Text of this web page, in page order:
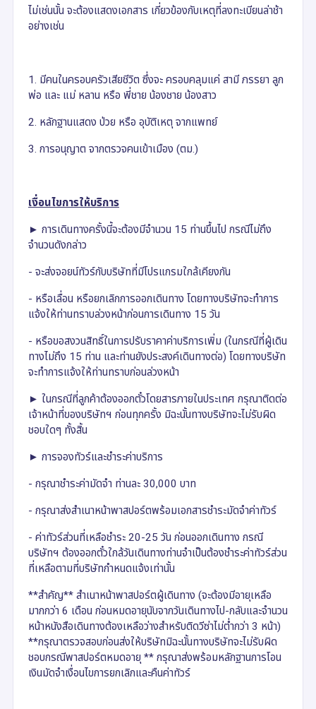
ไม่เช่นนั้น จะต้องแสดงเอกสาร เกี่ยวข้องกับเหตุที่ลงทะเบียนล่าช้า
อย่างเช่น
1. มีคนในครอบครัวเสียชีวิต ซึ่งจะ ครอบคลุมแค่ สามี ภรรยา ลูก
พ่อ และ แม่ หลาน หรือ พี่ชาย น้องชาย น้องสาว
2. หลักฐานแสดง ป่วย หรือ อุบัติเหตุ จากแพทย์
3. การอนุญาต จากตรวจคนเข้าเมือง (ตม.)
เงื่อนไขการให้บริการ
► การเดินทางครั้งนี้จะต้องมีจำนวน 15 ท่านขึ้นไป กรณีไม่ถึง
จำนวนดังกล่าว
- จะส่งจอยน์ทัวร์กับบริษัทที่มีโปรแกรมใกล้เคียงกัน
- หรือเลื่อน หรือยกเลิกการออกเดินทาง โดยทางบริษัทจะทำการ
แจ้งให้ท่านทราบล่วงหน้าก่อนการเดินทาง 15 วัน
- หรือขอสงวนสิทธิ์ในการปรับราคาค่าบริการเพิ่ม (ในกรณีที่ผู้เดิน
ทางไม่ถึง 15 ท่าน และท่านยังประสงค์เดินทางต่อ) โดยทางบริษัท
จะทำการแจ้งให้ท่านทราบก่อนล่วงหน้า
► ในกรณีที่ลูกค้าต้องออกตั๋วโดยสารภายในประเทศ กรุณาติดต่อ
เจ้าหน้าที่ของบริษัทฯ ก่อนทุกครั้ง มิฉะนั้นทางบริษัทจะไม่รับผิด
ชอบใดๆ ทั้งสิ้น
► การจองทัวร์และชำระค่าบริการ
- กรุณาชำระค่ามัดจำ ท่านละ 30,000 บาท
- กรุณาส่งสำเนาหน้าพาสปอร์ตพร้อมเอกสารชำระมัดจำค่าทัวร์
- ค่าทัวร์ส่วนที่เหลือชำระ 20-25 วัน ก่อนออกเดินทาง กรณี
บริษัทฯ ต้องออกตั๋วใกล้วันเดินทางท่านจำเป็นต้องชำระค่าทัวร์ส่วน
ที่เหลือตามที่บริษัทกำหนดแจ้งเท่านั้น
**สำคัญ** สำเนาหน้าพาสปอร์ตผู้เดินทาง (จะต้องมีอายุเหลือ
มากกว่า 6 เดือน ก่อนหมดอายุนับจากวันเดินทางไป-กลับและจำนวน
หน้าหนังสือเดินทางต้องเหลือว่างสำหรับติดวีซ่าไม่ต่ำกว่า 3 หน้า)
**กรุณาตรวจสอบก่อนส่งให้บริษัทมิฉะนั้นทางบริษัทจะไม่รับผิด
ชอบกรณีพาสปอร์ตหมดอายุ ** กรุณาส่งพร้อมหลักฐานการโอน
เงินมัดจำเงื่อนไขการยกเลิกและคืนค่าทัวร์